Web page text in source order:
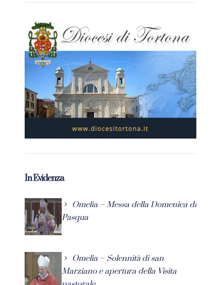
In Evidenza
Omelia – Messa della Domenica di
Pasqua
Omelia – Solennità di san
Marziano e apertura della Visita